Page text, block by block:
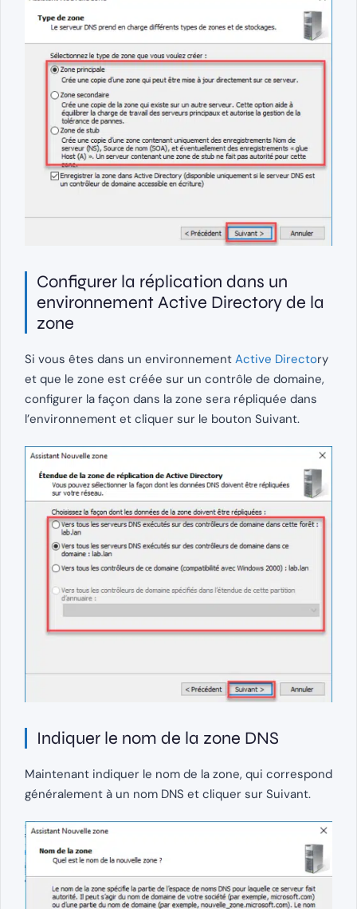
Configurer la réplication dans un
environnement Active Directory de la
zone
Si vous êtes dans un environnement Active Directory
et que le zone est créée sur un contrôle de domaine,
configurer la façon dans la zone sera répliquée dans
l’environnement et cliquer sur le bouton Suivant.
Indiquer le nom de la zone DNS
Maintenant indiquer le nom de la zone, qui correspond
généralement à un nom DNS et cliquer sur Suivant.